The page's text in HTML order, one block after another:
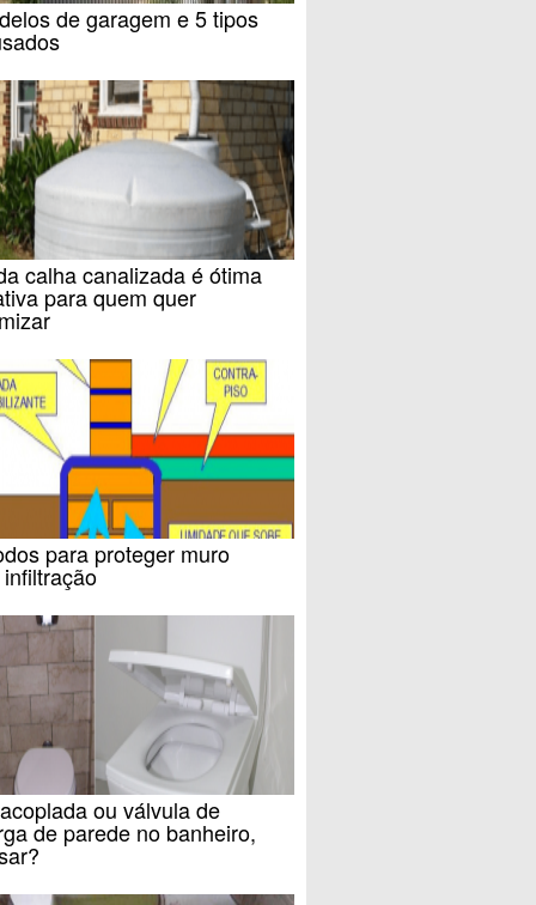
de garagem e 5 tipos
calha canalizada é ótima
para quem quer
para proteger muro
ou válvula de
de parede no banheiro,